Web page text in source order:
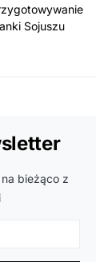
Sojuszu
bieżąco z